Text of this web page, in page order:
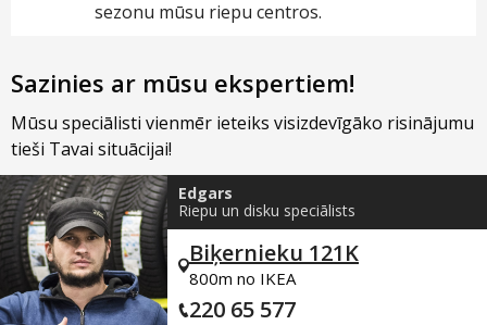
sezonu mūsu riepu centros.
Sazinies ar mūsu ekspertiem!
Mūsu speciālisti vienmēr ieteiks visizdevīgāko risinājumu
tieši Tavai situācijai!
Edgars
Riepu un disku speciālists
Biķernieku 121K
800m no IKEA
220 65 577